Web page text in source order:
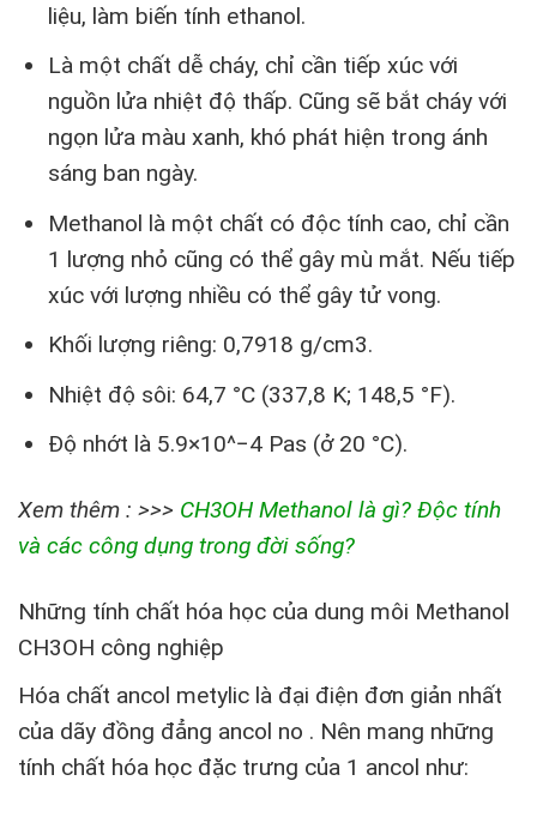
liệu, làm biến tính ethanol.
Là một chất dễ cháy, chỉ cần tiếp xúc với
nguồn lửa nhiệt độ thấp. Cũng sẽ bắt cháy với
ngọn lửa màu xanh, khó phát hiện trong ánh
sáng ban ngày.
Methanol là một chất có độc tính cao, chỉ cần
1 lượng nhỏ cũng có thể gây mù mắt. Nếu tiếp
xúc với lượng nhiều có thể gây tử vong.
Khối lượng riêng: 0,7918 g/cm3.
Nhiệt độ sôi: 64,7 °C (337,8 K; 148,5 °F).
Độ nhớt là 5.9×10^−4 Pas (ở 20 °C).
Xem thêm : >>> CH3OH Methanol là gì? Độc tính
và các công dụng trong đời sống?
Những tính chất hóa học của dung môi Methanol
CH3OH công nghiệp
Hóa chất ancol metylic là đại điện đơn giản nhất
của dãy đồng đẳng ancol no . Nên mang những
tính chất hóa học đặc trưng của 1 ancol như: